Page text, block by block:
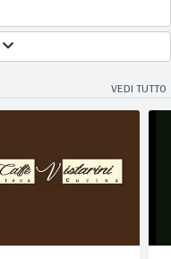
VEDI TUTTO